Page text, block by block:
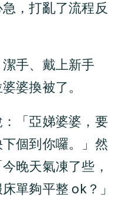
，打亂了流程反
手、戴上新手
婆換被了。
「亞娣婆婆，要
個到你囉。」然
晚天氣凍了些，
單夠平整 ok？」